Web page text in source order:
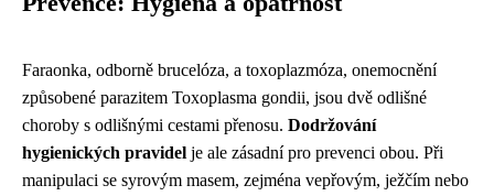
Faraonka, odborně brucelóza, a toxoplazmóza, onemocnění
způsobené parazitem Toxoplasma gondii, jsou dvě odlišné
choroby s odlišnými cestami přenosu. Dodržování
hygienických pravidel je ale zásadní pro prevenci obou. Při
manipulaci se syrovým masem, zejména vepřovým, ježčím nebo